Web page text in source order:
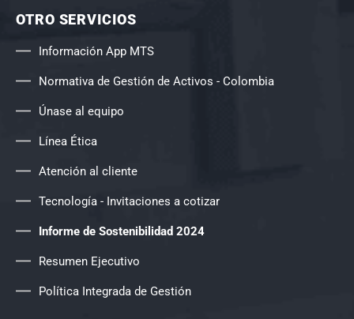
OTRO SERVICIOS
Información App MTS
Normativa de Gestión de Activos - Colombia
Únase al equipo
Línea Ética
Atención al cliente
Tecnología - Invitaciones a cotizar
Informe de Sostenibilidad 2024
Resumen Ejecutivo
Política Integrada de Gestión